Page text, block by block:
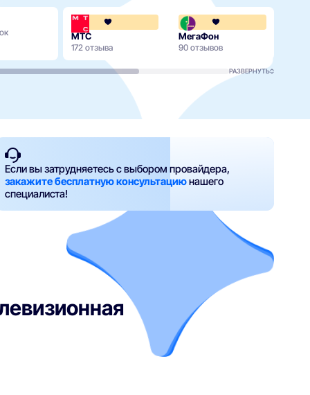
4.1
МТС
172 отзыва
МегаФон
90 отзывов
РАЗВЕРНУТЬ
Если вы затрудняетесь с выбором провайдера,
закажите бесплатную консультациюнашего
специалиста!